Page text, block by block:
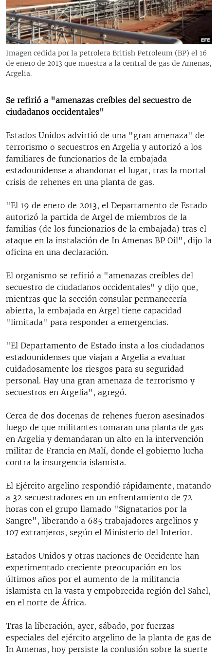
RADIO MARTÍ
ESPECIALES
ESPECIALES
LA REALIDAD DE LA VIVIENDA EN CUBA
SER VIEJO EN CUBA
KENTU-CUBANO
LOS SANTOS DE HIALEAH
DESINFORMACIÓN RUSA EN AMÉRICA LATINA
LA INVASIÓN DE RUSIA A UCRANIA
MULTIMEDIA
EDITORIALES
Imagen cedida por la petrolera British Petroleum (BP) el 16
de enero de 2013 que muestra a la central de gas de Amenas,
Argelia.
Se refirió a "amenazas creíbles del secuestro de
ciudadanos occidentales"
Estados Unidos advirtió de una "gran amenaza" de
terrorismo o secuestros en Argelia y autorizó a los
familiares de funcionarios de la embajada
estadounidense a abandonar el lugar, tras la mortal
crisis de rehenes en una planta de gas.
"El 19 de enero de 2013, el Departamento de Estado
autorizó la partida de Argel de miembros de la
familias (de los funcionarios de la embajada) tras el
ataque en la instalación de In Amenas BP Oil", dijo la
oficina en una declaración.
El organismo se refirió a "amenazas creíbles del
secuestro de ciudadanos occidentales" y dijo que,
mientras que la sección consular permanecería
abierta, la embajada en Argel tiene capacidad
"limitada" para responder a emergencias.
"El Departamento de Estado insta a los ciudadanos
estadounidenses que viajan a Argelia a evaluar
cuidadosamente los riesgos para su seguridad
personal. Hay una gran amenaza de terrorismo y
secuestros en Argelia", agregó.
Cerca de dos docenas de rehenes fueron asesinados
luego de que militantes tomaran una planta de gas
en Argelia y demandaran un alto en la intervención
militar de Francia en Malí, donde el gobierno lucha
contra la insurgencia islamista.
El Ejército argelino respondió rápidamente, matando
a 32 secuestradores en un enfrentamiento de 72
horas con el grupo llamado "Signatarios por la
Sangre", liberando a 685 trabajadores argelinos y
107 extranjeros, según el Ministerio del Interior.
Estados Unidos y otras naciones de Occidente han
experimentado creciente preocupación en los
últimos años por el aumento de la militancia
islamista en la vasta y empobrecida región del Sahel,
en el norte de África.
Tras la liberación, ayer, sábado, por fuerzas
especiales del ejército argelino de la planta de gas de
In Amenas, hoy persiste la confusión sobre la suerte